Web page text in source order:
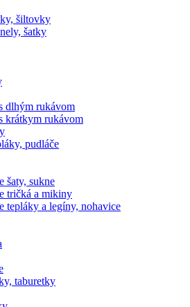
šiltovky
šatky
dlhým rukávom
krátkym rukávom
pudláče
šaty, sukne
tričká a mikiny
tepláky a legíny, nohavice
taburetky